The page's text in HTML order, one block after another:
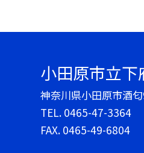
小田原市立
神奈川県小田原市酒
TEL. 0465-47-3364
FAX. 0465-49-6804